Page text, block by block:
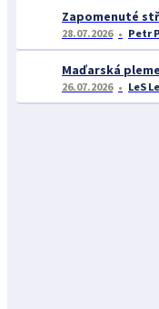
28.07.2026 Petr
Maďarská
26.07.2026 LeS